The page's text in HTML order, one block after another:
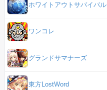
ホワイトアウトサバイバル
ワンコレ
グランドサマナーズ
東方LostWord